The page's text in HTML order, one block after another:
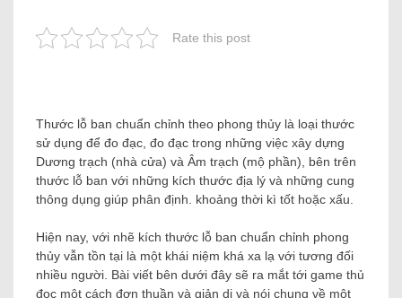
Rate this post
Thước lỗ ban chuẩn chỉnh theo phong thủy là loại thước
sử dụng để đo đạc, đo đạc trong những việc xây dựng
Dương trạch (nhà cửa) và Âm trạch (mộ phần), bên trên
thước lỗ ban với những kích thước địa lý và những cung
thông dụng giúp phân định. khoảng thời kì tốt hoặc xấu.
Hiện nay, với nhẽ kích thước lỗ ban chuẩn chỉnh phong
thủy vẫn tồn tại là một khái niệm khá xa lạ với tương đối
nhiều người. Bài viết bên dưới đây sẽ ra mắt tới game thủ
đọc một cách đơn thuần và giản dị và nói chung về một